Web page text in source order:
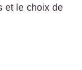
et le choix de